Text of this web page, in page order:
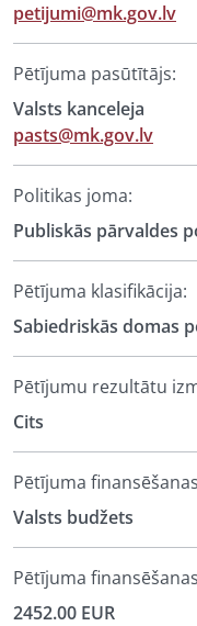
petijumi@mk.gov.lv
Pētījuma pasūtītājs:
Valsts kanceleja
pasts@mk.gov.lv
Politikas joma:
Publiskās pārvaldes
Pētījuma klasifikācija:
Sabiedriskās domas
Pētījumu rezultātu
Cits
Pētījuma
Valsts budžets
Pētījuma
2452.00 EUR